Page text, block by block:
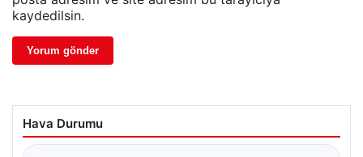
kaydedilsin.
Hava Durumu